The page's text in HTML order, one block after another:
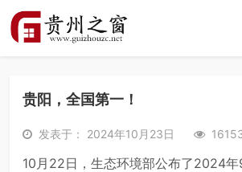
贵阳，全国第一！
发表于： 2024年10月23日
10月22日，生态环境部公布了2024